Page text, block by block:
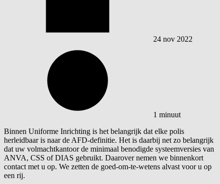
24 nov 2022
1 minuut
Binnen Uniforme Inrichting is het belangrijk dat elke polis
herleidbaar is naar de AFD-definitie. Het is daarbij net zo belangrijk
dat uw volmachtkantoor de minimaal benodigde systeemversies van
ANVA, CSS of DIAS gebruikt. Daarover nemen we binnenkort
contact met u op. We zetten de goed-om-te-wetens alvast voor u op
een rij.